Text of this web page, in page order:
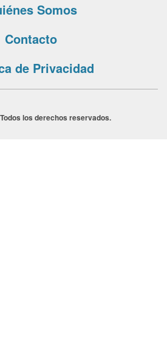
Somos
Contacto
de Privacidad
los derechos reservados.